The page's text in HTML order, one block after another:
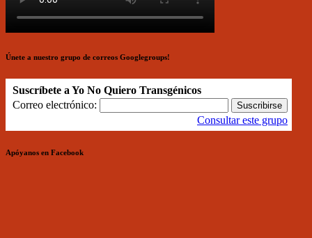
Únete a nuestro grupo de correos Googlegroups!
Suscríbete a Yo No Quiero Transgénicos
Correo electrónico:
Consultar este grupo
Apóyanos en Facebook